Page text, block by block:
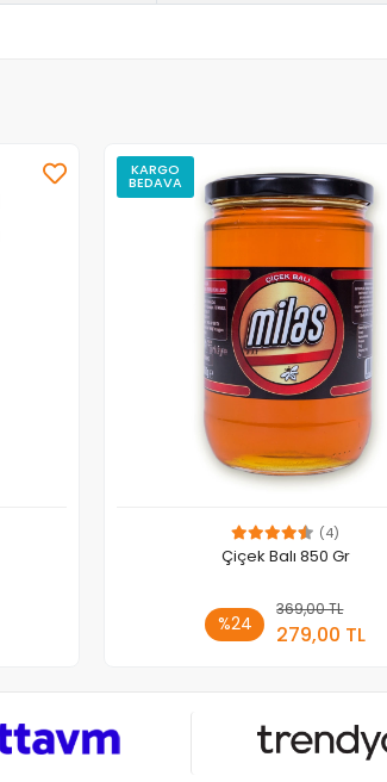
KARGO
BEDAVA
(4)
Çiçek Balı 850 Gr
%24
369,00 TL
279,00 TL
Sepete Ekle